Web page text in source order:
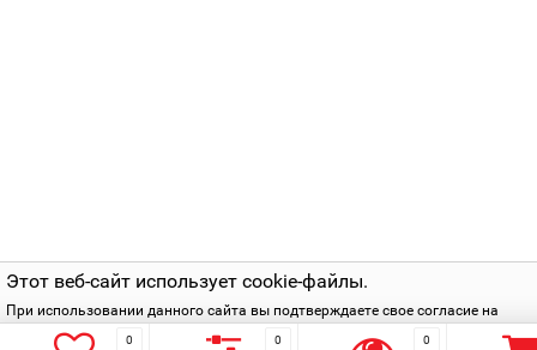
Этот веб-сайт использует cookie-файлы.
При использовании данного сайта вы подтверждаете свое согласие на
использование cookie-файлов в соответствии с нашей
0 0 0